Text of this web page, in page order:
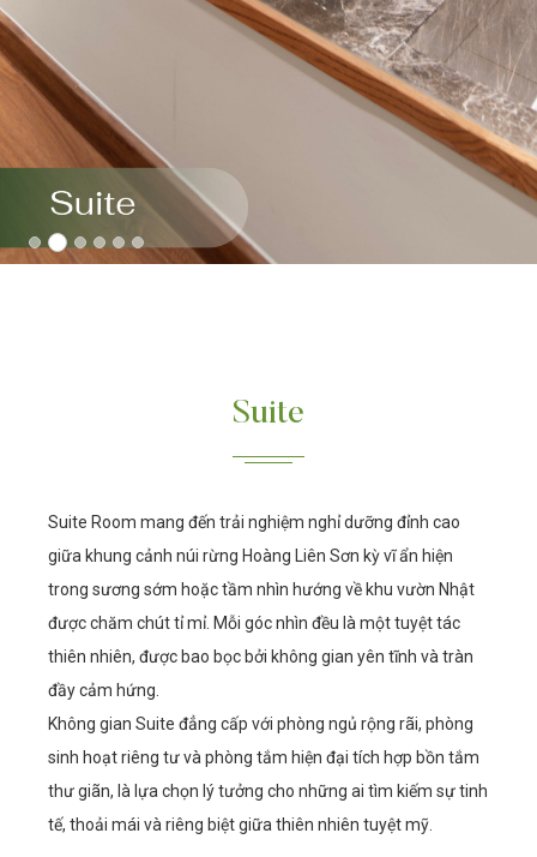
Suite
Suite Room mang đến trải nghiệm nghỉ dưỡng đỉnh cao
giữa khung cảnh núi rừng Hoàng Liên Sơn kỳ vĩ ẩn hiện
trong sương sớm hoặc tầm nhìn hướng về khu vườn Nhật
được chăm chút tỉ mỉ. Mỗi góc nhìn đều là một tuyệt tác
thiên nhiên, được bao bọc bởi không gian yên tĩnh và tràn
đầy cảm hứng.
Không gian Suite đẳng cấp với phòng ngủ rộng rãi, phòng
sinh hoạt riêng tư và phòng tắm hiện đại tích hợp bồn tắm
thư giãn, là lựa chọn lý tưởng cho những ai tìm kiếm sự tinh
tế, thoải mái và riêng biệt giữa thiên nhiên tuyệt mỹ.